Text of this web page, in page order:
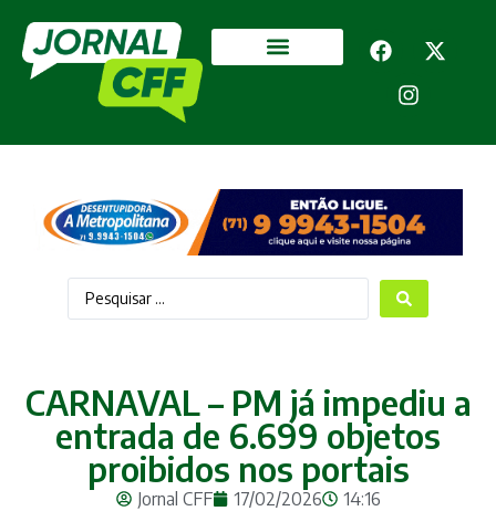
CARNAVAL – PM já impediu a
entrada de 6.699 objetos
proibidos nos portais
Jornal CFF 17/02/2026 14:16